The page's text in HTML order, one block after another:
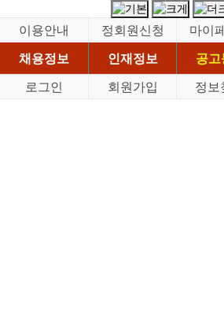
이용안내 정회원신청 마이
채용정보
인재정보 공고
로그인
회원가입 정보